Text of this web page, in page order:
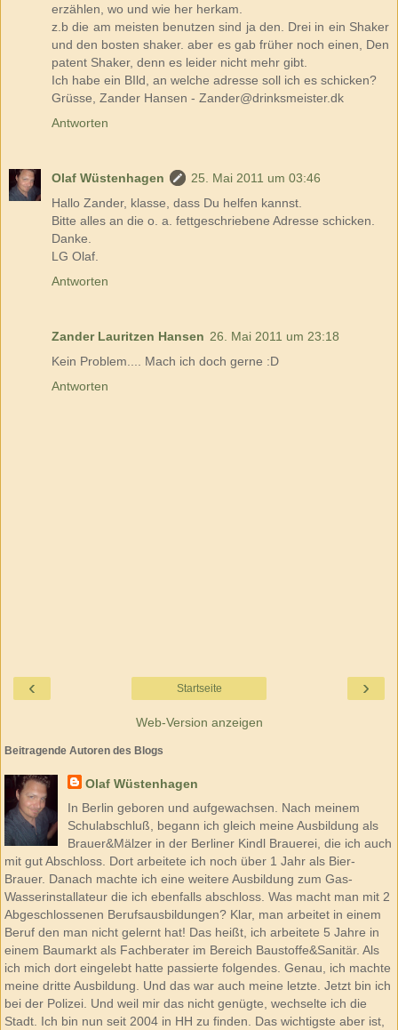
erzählen, wo und wie her herkam.
z.b die am meisten benutzen sind ja den. Drei in ein Shaker
und den bosten shaker. aber es gab früher noch einen, Den
patent Shaker, denn es leider nicht mehr gibt.
Ich habe ein BIld, an welche adresse soll ich es schicken?
Grüsse, Zander Hansen - Zander@drinksmeister.dk
Antworten
Olaf Wüstenhagen
25. Mai 2011 um 03:46
Hallo Zander, klasse, dass Du helfen kannst.
Bitte alles an die o. a. fettgeschriebene Adresse schicken.
Danke.
LG Olaf.
Antworten
Zander Lauritzen Hansen 26. Mai 2011 um 23:18
Kein Problem.... Mach ich doch gerne :D
Antworten
‹ ›
Startseite
Web-Version anzeigen
Beitragende Autoren des Blogs
Olaf Wüstenhagen
In Berlin geboren und aufgewachsen. Nach meinem
Schulabschluß, begann ich gleich meine Ausbildung als
Brauer&Mälzer in der Berliner Kindl Brauerei, die ich auch
mit gut Abschloss. Dort arbeitete ich noch über 1 Jahr als Bier-
Brauer. Danach machte ich eine weitere Ausbildung zum Gas-
Wasserinstallateur die ich ebenfalls abschloss. Was macht man mit 2
Abgeschlossenen Berufsausbildungen? Klar, man arbeitet in einem
Beruf den man nicht gelernt hat! Das heißt, ich arbeitete 5 Jahre in
einem Baumarkt als Fachberater im Bereich Baustoffe&Sanitär. Als
ich mich dort eingelebt hatte passierte folgendes. Genau, ich machte
meine dritte Ausbildung. Und das war auch meine letzte. Jetzt bin ich
bei der Polizei. Und weil mir das nicht genügte, wechselte ich die
Stadt. Ich bin nun seit 2004 in HH zu finden. Das wichtigste aber ist,